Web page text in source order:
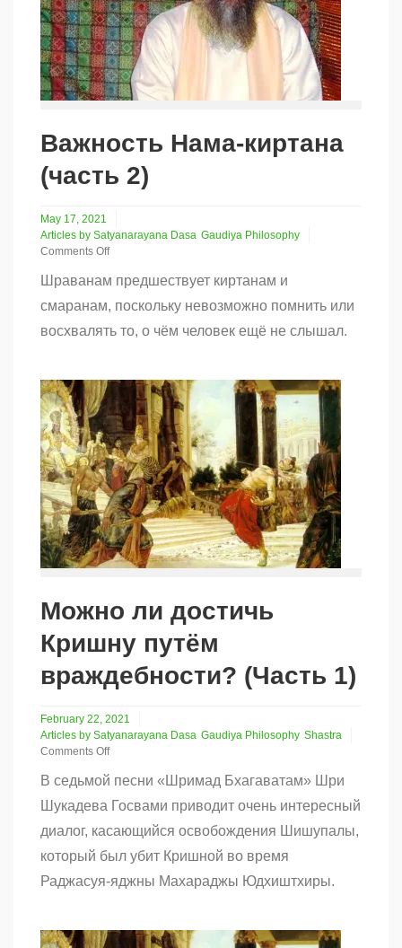
Важность Нама-киртана
(часть 2)
May 17, 2021
Articles by Satyanarayana Dasa Gaudiya Philosophy
Comments Off
Важность
киртана
(часть
Шраванам предшествует киртанам и
смаранам, поскольку невозможно помнить или
восхвалять то, о чём человек ещё не слышал.
Можно ли достичь
Кришну путём
враждебности? (Часть 1)
February 22, 2021
Articles by Satyanarayana Dasa Gaudiya Philosophy Shastra
Comments Off
Можно
ли
достичь
Кришну
враждебности?
(Часть
В седьмой песни «Шримад Бхагаватам» Шри
Шукадева Госвами приводит очень интересный
диалог, касающийся освобождения Шишупалы,
который был убит Кришной во время
Раджасуя-яджны Махараджы Юдхиштхиры.